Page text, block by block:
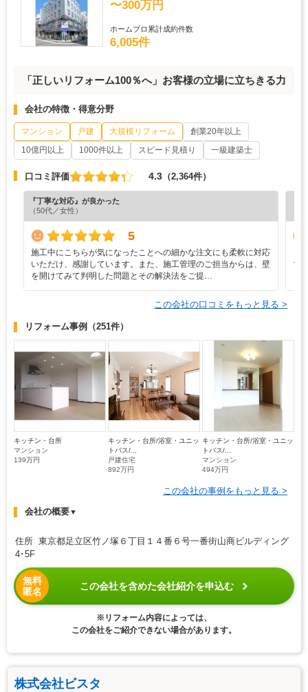
〜300万円
ホームプロ累計成約件数
6,005件
「正しいリフォーム100％へ」お客様の立場に立ちきる力
会社の特徴・得意分野
マンション 戸建 大規模リフォーム
創業20年以上
10億円以上
1000件以上 スピード見積り 一級建築士
口コミ評価 4.3 （2,364件）
『丁寧な対応』が良かった
（50代／女性）
5
施工中にこちらが気になったことへの細かな注文にも柔軟に対応
いただけ、感謝しています。また、施工管理のご担当からは、壁
を開けてみて判明した問題とその解決法をご提…
で
この会社の口コミをもっと見る >
リフォーム事例 （251件）
キッチン・台所
マンション
139万円
キッチン・台所/浴室・ユニッ
トバス/...
戸建住宅
892万円
キッチン・台所/浴室・ユニッ
トバス/...
マンション
494万円
この会社の事例をもっと見る >
会社の概要▼
住所 東京都足立区竹ノ塚６丁目１４番６号一番街山商ビルディング
4･5F
無料
匿名
この会社を含めた会社紹介を申込む
※リフォーム内容によっては、
この会社をご紹介できない場合があります。
株式会社ビスタ